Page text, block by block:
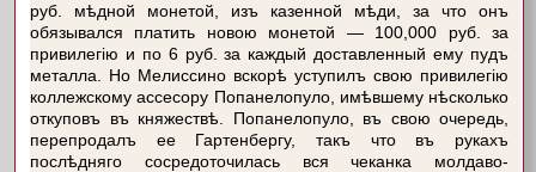
руб. мѣдной монетой, изъ казенной мѣди, за что онъ
обязывался платить новою монетой — 100,000 руб. за
привилегію и по 6 руб. за каждый доставленный ему пудъ
металла. Но Мелиссино вскорѣ уступилъ свою привилегію
коллежскому ассесору Попанелопуло, имѣвшему нѣсколько
откуповъ въ княжествѣ. Попанелопуло, въ свою очередь,
перепродалъ ее Гартенбергу, такъ что въ рукахъ
послѣдняго сосредоточилась вся чеканка молдаво-